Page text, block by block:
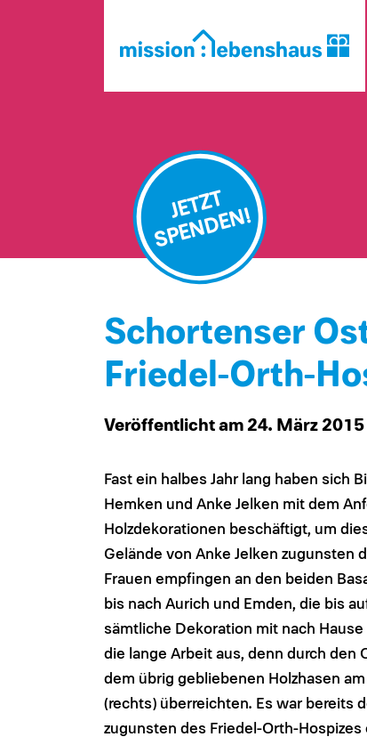
JETZT
SPENDEN!
Schortenser
Friedel-Orth-
Veröffentlicht am 24. März 2015
Fast ein halbes Jahr lang haben sich
Hemken und Anke Jelken mit dem
Holzdekorationen beschäftigt, um
Gelände von Anke Jelken zugunsten
Frauen empfingen an den beiden
bis nach Aurich und Emden, die bis
sämtliche Dekoration mit nach
die lange Arbeit aus, denn durch den
dem übrig gebliebenen Holzhasen
(rechts) überreichten. Es war bereits
zugunsten des Friedel-Orth-